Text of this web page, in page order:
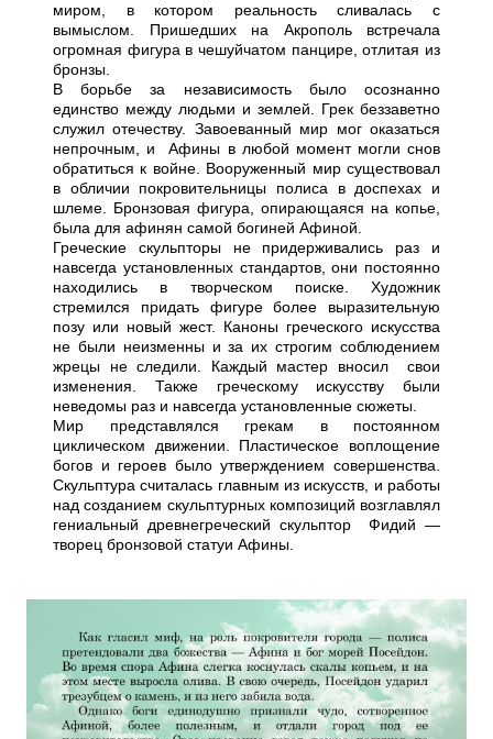
миром, в котором реальность сливалась с
вымыслом. Пришедших на Акрополь встречала
огромная фигура в чешуйчатом панцире, отлитая из
бронзы.
В борьбе за независимость было осознанно
единство между людьми и землей. Грек беззаветно
служил отечеству. Завоеванный мир мог оказаться
непрочным, и Афины в любой момент могли снов
обратиться к войне. Вооруженный мир существовал
в обличии покровительницы полиса в доспехах и
шлеме. Бронзовая фигура, опирающаяся на копье,
была для афинян самой богиней Афиной.
Греческие скульпторы не придерживались раз и
навсегда установленных стандартов, они постоянно
находились в творческом поиске. Художник
стремился придать фигуре более выразительную
позу или новый жест. Каноны греческого искусства
не были неизменны и за их строгим соблюдением
жрецы не следили. Каждый мастер вносил свои
изменения. Также греческому искусству были
неведомы раз и навсегда установленные сюжеты.
Мир представлялся грекам в постоянном
циклическом движении. Пластическое воплощение
богов и героев было утверждением совершенства.
Скульптура считалась главным из искусств, и работы
над созданием скульптурных композиций возглавлял
гениальный древнегреческий скульптор Фидий —
творец бронзовой статуи Афины.